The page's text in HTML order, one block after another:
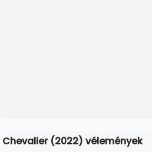
Chevalier (2022) vélemények